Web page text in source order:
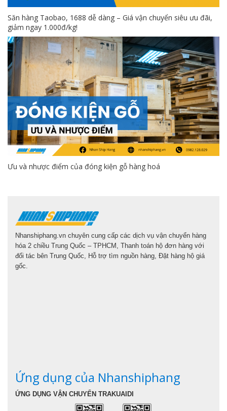
Săn hàng Taobao, 1688 dễ dàng – Giá vận chuyển siêu ưu đãi,
giảm ngay 1.000đ/kg!
Ưu và nhược điểm của đóng kiện gỗ hàng hoá
Nhanshiphang.vn chuyên cung cấp các dịch vụ vận chuyển hàng
hóa 2 chiều Trung Quốc – TPHCM, Thanh toán hộ đơn hàng với
đối tác bên Trung Quốc, Hỗ trợ tìm nguồn hàng, Đặt hàng hộ giá
gốc.
Ứng dụng của Nhanshiphang
ỨNG DỤNG VẬN CHUYỂN TRAKUAIDI